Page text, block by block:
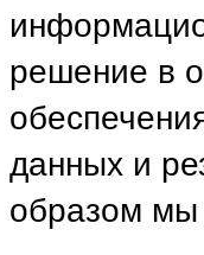
решение в
данных и
образом мы